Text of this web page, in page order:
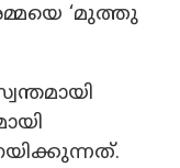
‘മുത്തു